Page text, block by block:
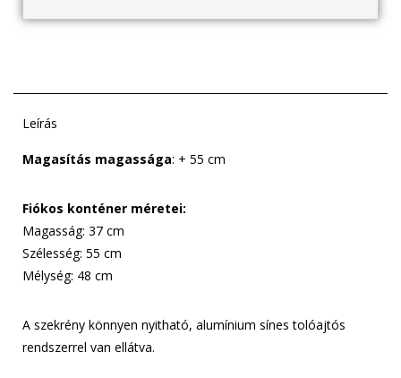
Leírás
Magasítás magassága: + 55 cm
Fiókos konténer méretei:
Magasság: 37 cm
Szélesség: 55 cm
Mélység: 48 cm
A szekrény könnyen nyitható, alumínium sínes tolóajtós
rendszerrel van ellátva.